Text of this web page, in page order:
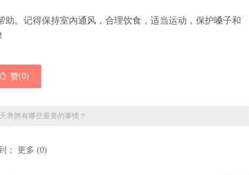
。记得保持室内通风，合理饮食，适当运动，保护嗓子和
赞(0)
养肺有哪些重要的事情？
： 更多 (0)